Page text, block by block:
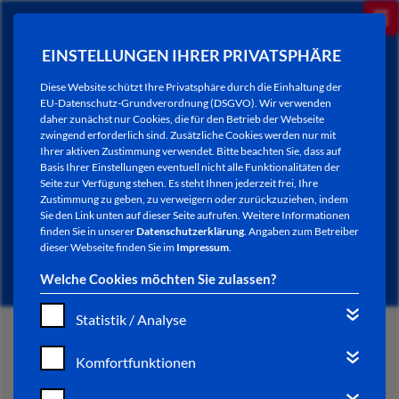
EINSTELLUNGEN IHRER PRIVATSPHÄRE
Diese Website schützt Ihre Privatsphäre durch die Einhaltung der
EU-Datenschutz-Grundverordnung (DSGVO). Wir verwenden
daher zunächst nur Cookies, die für den Betrieb der Webseite
zwingend erforderlich sind. Zusätzliche Cookies werden nur mit
Ihrer aktiven Zustimmung verwendet. Bitte beachten Sie, dass auf
Basis Ihrer Einstellungen eventuell nicht alle Funktionalitäten der
Seite zur Verfügung stehen. Es steht Ihnen jederzeit frei, Ihre
Zustimmung zu geben, zu verweigern oder zurückzuziehen, indem
Sie den Link unten auf dieser Seite aufrufen. Weitere Informationen
finden Sie in unsererDatenschutzerklärung. Angaben zum Betreiber
dieser Webseite finden Sie im Impressum.
Welche Cookies möchten Sie zulassen?
Statistik / Analyse
Komfortfunktionen
NEWSLETTER / CITY LETTER
START